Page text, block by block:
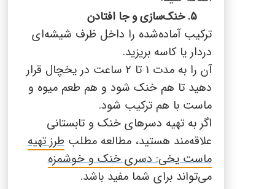
۵. خنک‌سازی و جا افتادن
ترکیب آماده‌شده را داخل ظرف شیشه‌ای
دردار یا کاسه بریزید.
آن را به مدت ۱ تا ۲ ساعت در یخچال قرار
دهید تا هم خنک شود و هم طعم میوه و
ماست با هم ترکیب شود.
اگر به تهیه دسرهای خنک و تابستانی
علاقه‌مند هستید، مطالعه مطلبطرز تهیه
ماست یخی: دسری خنک و خوشمزه
می‌تواند برای شما مفید باشد.